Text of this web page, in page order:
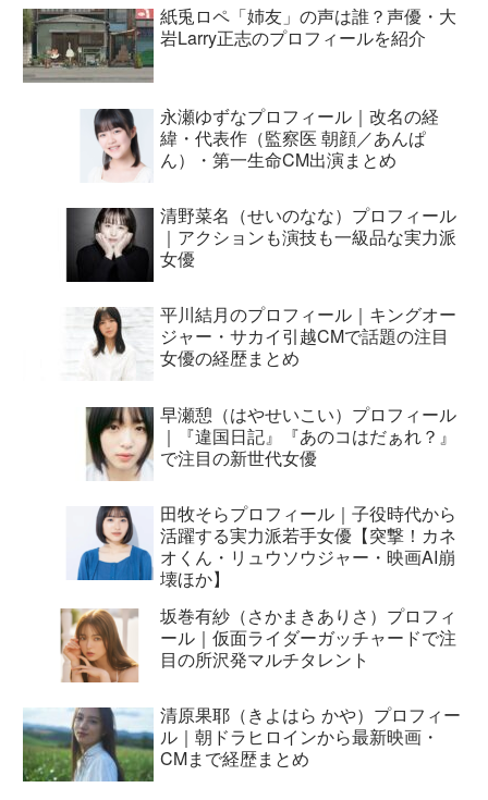
紙兎ロペ「姉友」の声は誰？声優・大
岩Larry正志のプロフィールを紹介
永瀬ゆずなプロフィール｜改名の経
緯・代表作（監察医 朝顔／あんぱ
ん）・第一生命CM出演まとめ
清野菜名（せいのなな）プロフィール
｜アクションも演技も一級品な実力派
女優
平川結月のプロフィール｜キングオー
ジャー・サカイ引越CMで話題の注目
女優の経歴まとめ
早瀬憩（はやせいこい）プロフィール
｜『違国日記』『あのコはだぁれ？』
で注目の新世代女優
田牧そらプロフィール｜子役時代から
活躍する実力派若手女優【突撃！カネ
オくん・リュウソウジャー・映画AI崩
壊ほか】
坂巻有紗（さかまきありさ）プロフィ
ール｜仮面ライダーガッチャードで注
目の所沢発マルチタレント
清原果耶（きよはら かや）プロフィー
ル｜朝ドラヒロインから最新映画・
CMまで経歴まとめ